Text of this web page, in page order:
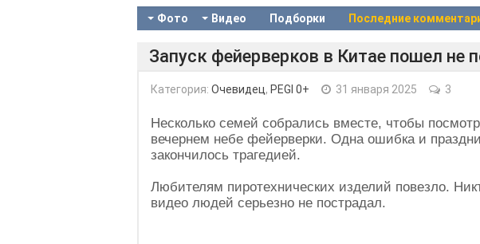
Фото Видео Подборки Последние
Запуск фейерверков в Китае пошел не
Категория: Очевидец, PEGI 0+ 31 января 2025 3
Несколько семей собрались вместе, чтобы
вечернем небе фейерверки. Одна ошибка и
закончилось трагедией.
Любителям пиротехнических изделий повезло.
видео людей серьезно не пострадал.